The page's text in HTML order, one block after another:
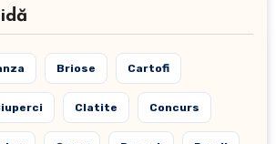
Briose Cartofi
Clatite Concurs